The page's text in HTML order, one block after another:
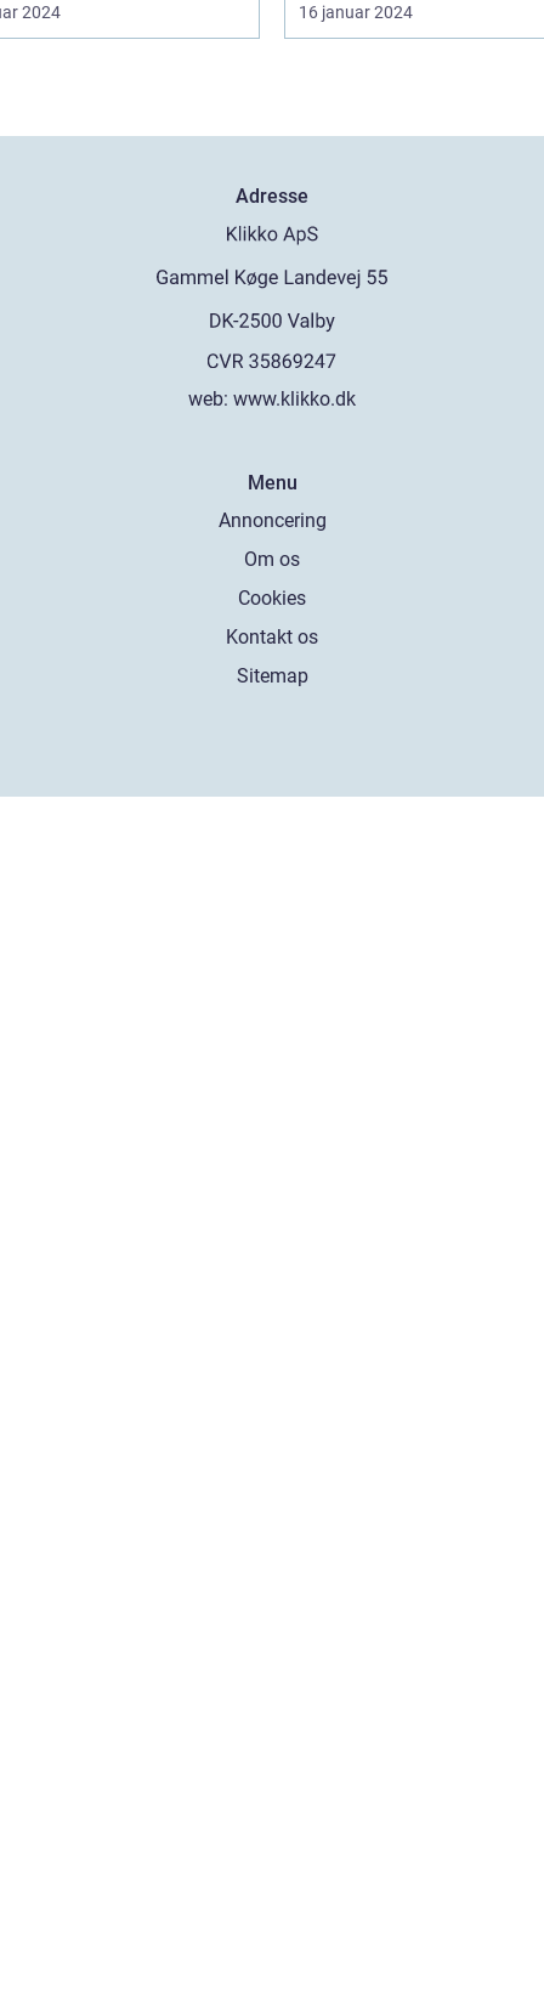
2024 16 januar 2024
Adresse
web: www.klikko.dk
Menu
Annoncering
Om os
Cookies
Kontakt os
Sitemap